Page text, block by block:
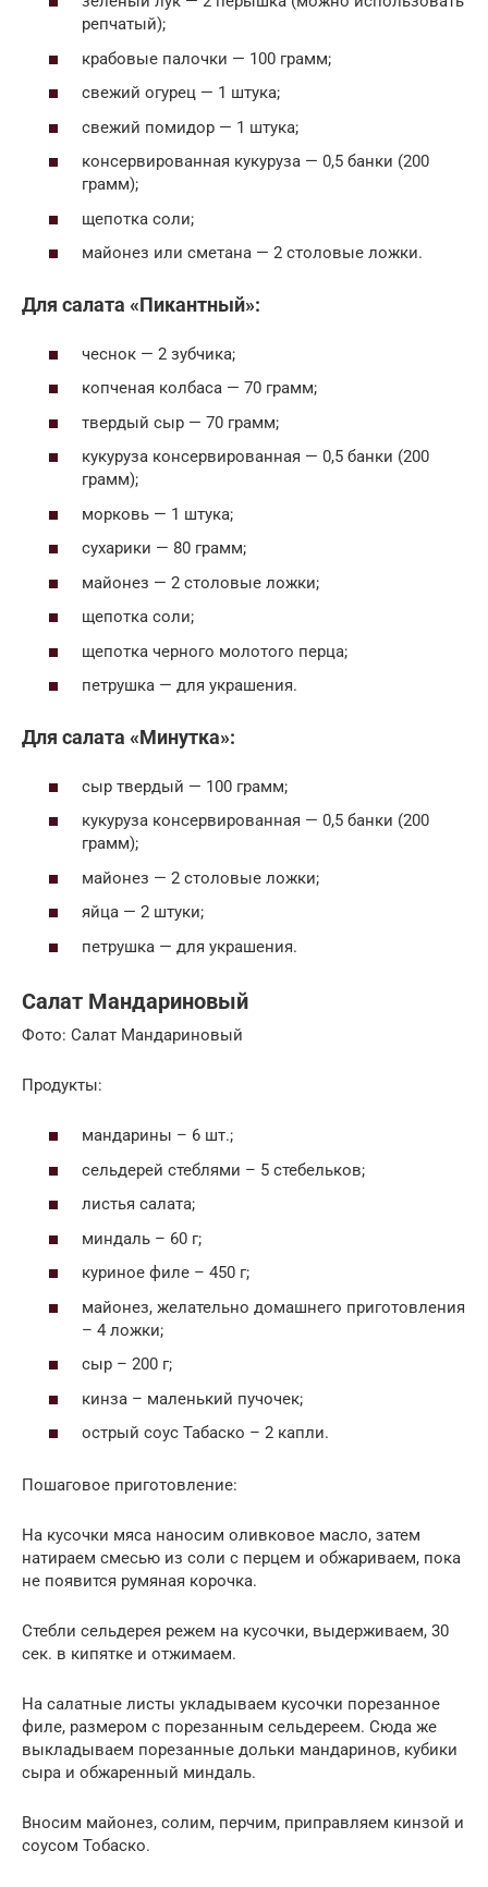
репчатый);
крабовые палочки — 100 грамм;
свежий огурец — 1 штука;
свежий помидор — 1 штука;
консервированная кукуруза — 0,5 банки (200
грамм);
щепотка соли;
майонез или сметана — 2 столовые ложки.
Для салата «Пикантный»:
чеснок — 2 зубчика;
копченая колбаса — 70 грамм;
твердый сыр — 70 грамм;
кукуруза консервированная — 0,5 банки (200
грамм);
морковь — 1 штука;
сухарики — 80 грамм;
майонез — 2 столовые ложки;
щепотка соли;
щепотка черного молотого перца;
петрушка — для украшения.
Для салата «Минутка»:
сыр твердый — 100 грамм;
кукуруза консервированная — 0,5 банки (200
грамм);
майонез — 2 столовые ложки;
яйца — 2 штуки;
петрушка — для украшения.
Салат Мандариновый
Фото: Салат Мандариновый
Продукты:
мандарины – 6 шт.;
сельдерей стеблями – 5 стебельков;
листья салата;
миндаль – 60 г;
куриное филе – 450 г;
майонез, желательно домашнего приготовления
– 4 ложки;
сыр – 200 г;
кинза – маленький пучочек;
острый соус Табаско – 2 капли.
Пошаговое приготовление:
На кусочки мяса наносим оливковое масло, затем
натираем смесью из соли с перцем и обжариваем, пока
не появится румяная корочка.
Стебли сельдерея режем на кусочки, выдерживаем, 30
сек. в кипятке и отжимаем.
На салатные листы укладываем кусочки порезанное
филе, размером с порезанным сельдереем. Сюда же
выкладываем порезанные дольки мандаринов, кубики
сыра и обжаренный миндаль.
Вносим майонез, солим, перчим, приправляем кинзой и
соусом Тобаско.